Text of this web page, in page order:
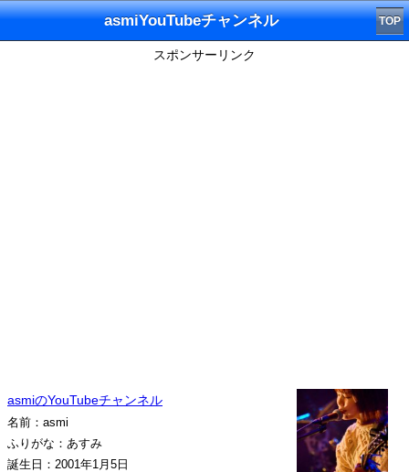
asmiYouTubeチャンネル TOP
スポンサーリンク
asmiのYouTubeチャンネル
名前：asmi
ふりがな：あすみ
誕生日：2001年1月5日